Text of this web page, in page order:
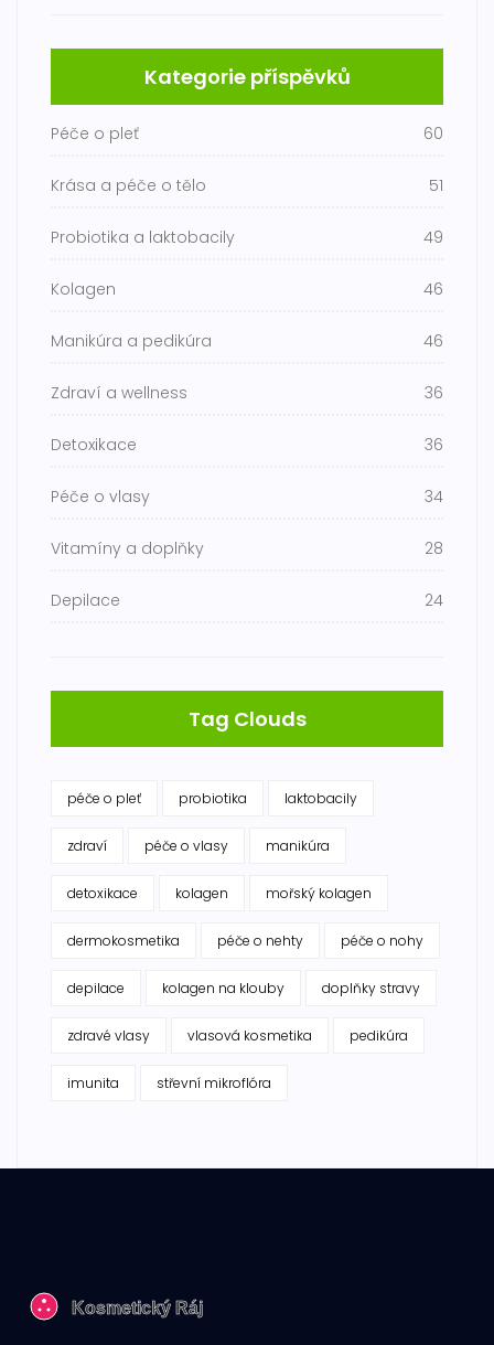
Kategorie příspěvků
Péče o pleť 60
Krása a péče o tělo 51
Probiotika a laktobacily 49
Kolagen 46
Manikúra a pedikúra 46
Zdraví a wellness 36
Detoxikace 36
Péče o vlasy 34
Vitamíny a doplňky 28
Depilace 24
Tag Clouds
péče o pleť probiotika laktobacily
zdraví péče o vlasy manikúra
detoxikace kolagen mořský kolagen
dermokosmetika péče o nehty péče o nohy
depilace kolagen na klouby doplňky stravy
zdravé vlasy vlasová kosmetika pedikúra
imunita střevní mikroflóra